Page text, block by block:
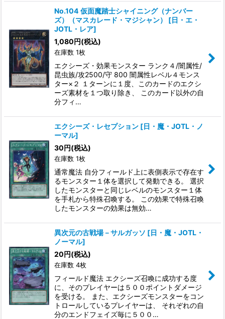
No.104 仮面魔踏士シャイニング（ナンバー
ズ）（マスカレード・マジシャン）
[日・エ・
JOTL・レア]
1,080円(税込)
在庫数 1枚
エクシーズ・効果モンスター ランク４/闇属性/
昆虫族/攻2500/守 800 闇属性レベル４モンス
ター×２ １ターンに１度、このカードのエクシ
ーズ素材を１つ取り除き、 このカード以外の自
分フィ…
エクシーズ・レセプション [日・魔・JOTL・ノ
ーマル]
30円(税込)
在庫数 1枚
通常魔法 自分フィールド上に表側表示で存在す
るモンスター１体を選択して発動できる。 選択
したモンスターと同じレベルのモンスター１体
を手札から特殊召喚する。 この効果で特殊召喚
したモンスターの効果は無効…
異次元の古戦場－サルガッソ [日・魔・JOTL・
ノーマル]
20円(税込)
在庫数 4枚
フィールド魔法 エクシーズ召喚に成功する度
に、そのプレイヤーは５００ポイントダメージ
を受ける。 また、エクシーズモンスターをコン
トロールしているプレイヤーは、 それぞれの自
分のエンドフェイズ毎に５００…